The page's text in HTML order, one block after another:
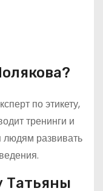
по этикету,
тренинги и
людям развивать
Татьяны